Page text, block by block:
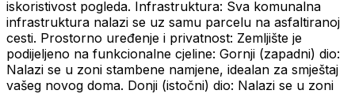
iskoristivost pogleda. Infrastruktura: Sva komunalna
infrastruktura nalazi se uz samu parcelu na asfaltiranoj
cesti. Prostorno uređenje i privatnost: Zemljište je
podijeljeno na funkcionalne cjeline: Gornji (zapadni) dio:
Nalazi se u zoni stambene namjene, idealan za smještaj
vašeg novog doma. Donji (istočni) dio: Nalazi se u zoni